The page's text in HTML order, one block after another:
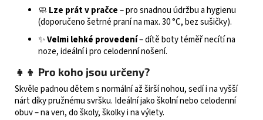
🧼 Lze prát v pračce– pro snadnou údržbu a hygienu
(doporučeno šetrné praní na max. 30 °C, bez sušičky).
✨Velmi lehké provedení– dítě boty téměř necítí na
noze, ideální i pro celodenní nošení.
👧👦 Pro koho jsou určeny?
Skvěle padnou dětem s normální až širší nohou, sedí i na vyšší
nárt díky pružnému svršku. Ideální jako školní nebo celodenní
obuv – na ven, do školy, školky i na výlety.